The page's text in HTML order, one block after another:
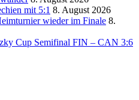
mit 5:1 8. August 2026
wieder im Finale 8.
Cup Semifinal FIN – CAN 3:6